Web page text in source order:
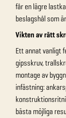
får en lägre
beslagshål som
Vikten av rätt
Ett annat vanligt
gipsskruv,
montage av
infästning:
bästa möjliga